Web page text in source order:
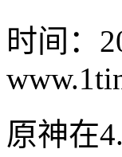
时间：
原神在